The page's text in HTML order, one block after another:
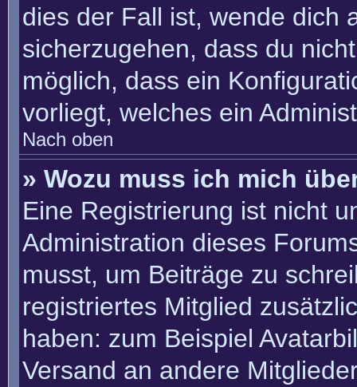
dies der Fall ist, wende dich
sicherzugehen, dass du
möglich, dass ein
vorliegt, welches ein
Nach oben
» Wozu muss ich mich
Eine Registrierung ist nicht
Administration dieses
musst, um Beiträge zu
registriertes Mitglied
haben: zum Beispiel
Versand an andere